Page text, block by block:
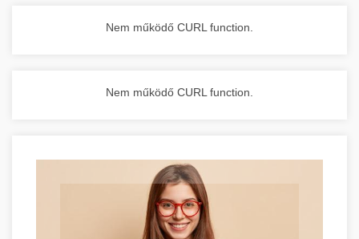
Nem működő CURL function.
Nem működő CURL function.